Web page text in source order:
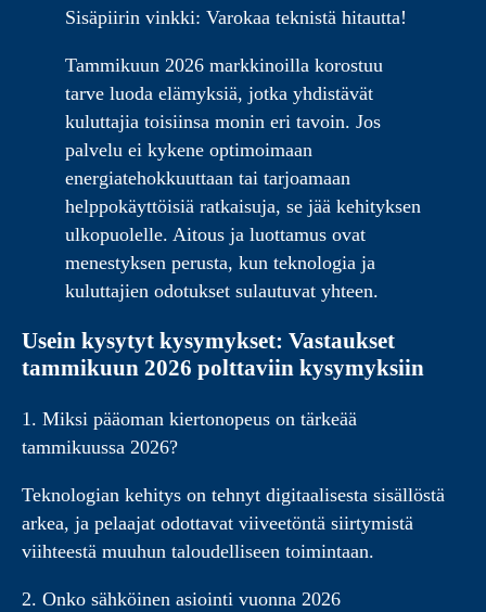
Sisäpiirin vinkki: Varokaa teknistä hitautta!
Tammikuun 2026 markkinoilla korostuu
tarve luoda elämyksiä, jotka yhdistävät
kuluttajia toisiinsa monin eri tavoin. Jos
palvelu ei kykene optimoimaan
energiatehokkuuttaan tai tarjoamaan
helppokäyttöisiä ratkaisuja, se jää kehityksen
ulkopuolelle. Aitous ja luottamus ovat
menestyksen perusta, kun teknologia ja
kuluttajien odotukset sulautuvat yhteen.
Usein kysytyt kysymykset: Vastaukset
tammikuun 2026 polttaviin kysymyksiin
1. Miksi pääoman kiertonopeus on tärkeää
tammikuussa 2026?
Teknologian kehitys on tehnyt digitaalisesta sisällöstä
arkea, ja pelaajat odottavat viiveetöntä siirtymistä
viihteestä muuhun taloudelliseen toimintaan.
2. Onko sähköinen asiointi vuonna 2026